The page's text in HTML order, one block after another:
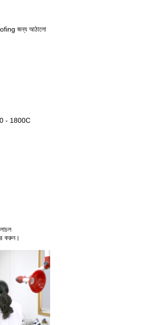
জন্য আঠালো
- 1800C
করুন।